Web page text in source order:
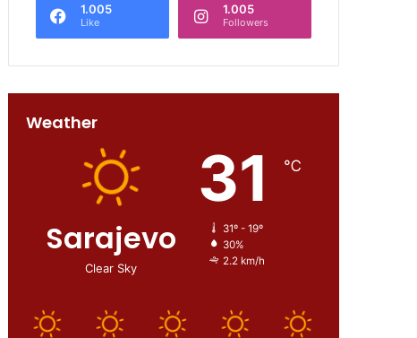
1.005
Like
1.005
Followers
Weather
Sarajevo
Clear Sky
31 ℃
31º - 19º
30%
2.2 km/h